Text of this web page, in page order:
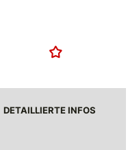
DETAILLIERTE INFOS